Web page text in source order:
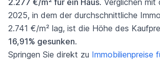
2.277 €/m² für ein Haus. Verglichen mit
2025, in dem der durchschnittliche
2.741 €/m² lag, ist die Höhe des
16,91% gesunken.
Springen Sie direkt zu Immobilienpreise